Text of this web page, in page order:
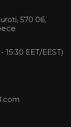
570 06,
EET/EEST)